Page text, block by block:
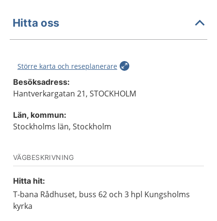
Hitta oss
Större karta och reseplanerare
Besöksadress:
Hantverkargatan 21, STOCKHOLM
Län, kommun:
Stockholms län, Stockholm
VÄGBESKRIVNING
Hitta hit:
T-bana Rådhuset, buss 62 och 3 hpl Kungsholms
kyrka